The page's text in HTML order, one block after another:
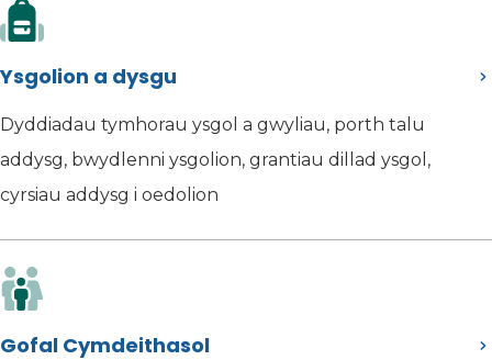
Ysgolion a dysgu
Dyddiadau tymhorau ysgol a gwyliau, porth talu
addysg, bwydlenni ysgolion, grantiau dillad ysgol,
cyrsiau addysg i oedolion
Gofal Cymdeithasol